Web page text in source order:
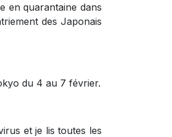
en quarantaine dans
des Japonais
du 4 au 7 février.
et je lis toutes les